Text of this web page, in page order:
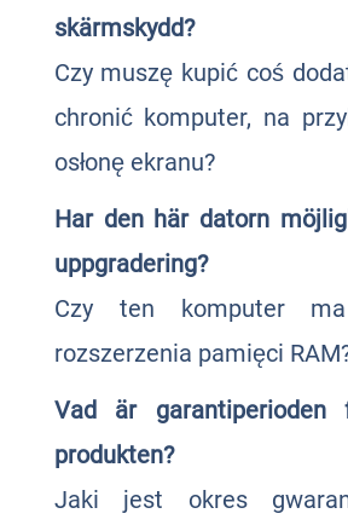
skärmskydd?
Czy muszę kupić coś
chronić komputer, na
osłonę ekranu?
Har den här datorn
uppgradering?
Czy ten komputer
rozszerzenia pamięci
Vad är
produkten?
Jaki jest okres